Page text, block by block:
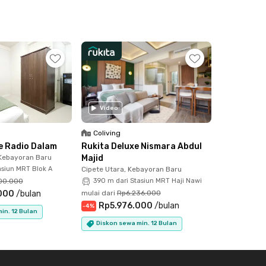
Radio Dalam
Baru
MRT Blok A
/bulan
12 Bulan
Video
Coliving
Rukita Deluxe Nismara Abdul
Majid
Cipete Utara, Kebayoran Baru
390 m dari Stasiun MRT Haji Nawi
mulai dari Rp6.236.000
-4% Rp5.976.000 /bulan
Diskon sewa min. 12 Bulan